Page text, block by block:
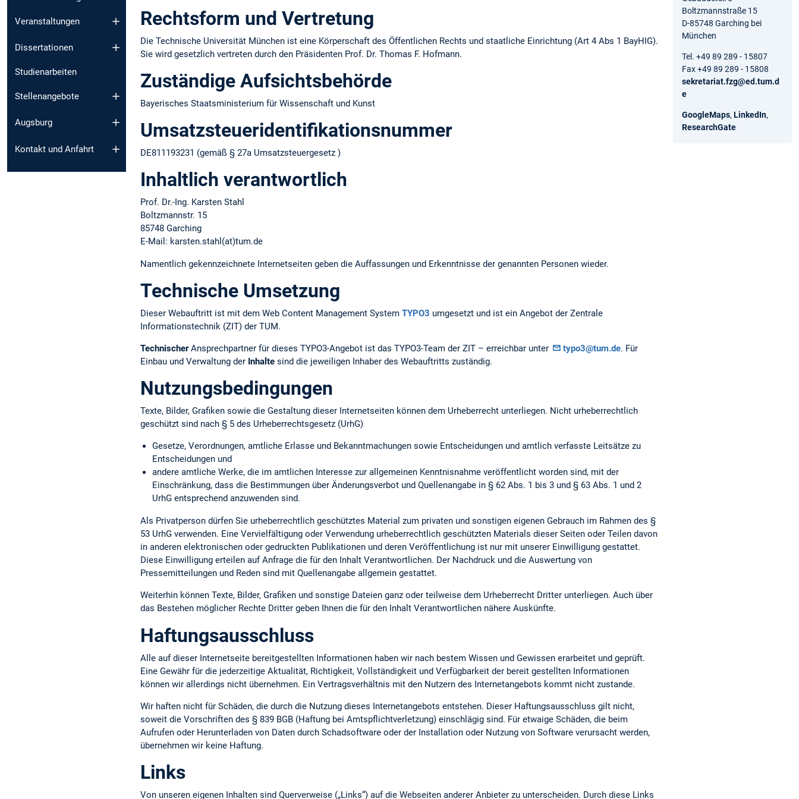
Veranstaltungen
Dissertationen
Studienarbeiten
Stellenangebote
Augsburg
Kontakt und Anfahrt
Rechtsform und Vertretung
Die Technische Universität München ist eine Körperschaft des Öffentlichen Rechts und staatliche Einrichtung (Art 4 Abs 1 BayHIG).
Sie wird gesetzlich vertreten durch den Präsidenten Prof. Dr. Thomas F. Hofmann.
Zuständige Aufsichtsbehörde
Bayerisches Staatsministerium für Wissenschaft und Kunst
Umsatzsteuer­identifikations­nummer
DE811193231 (gemäß § 27a Umsatzsteuergesetz )
Inhaltlich verantwortlich
Prof. Dr.-Ing. Karsten Stahl
Boltzmannstr. 15
85748 Garching
E-Mail: karsten.stahl(at)tum.de
Namentlich gekennzeichnete Internetseiten geben die Auffassungen und Erkenntnisse der genannten Personen wieder.
Technische Umsetzung
Dieser Webauftritt ist mit dem Web Content Management System TYPO3 umgesetzt und ist ein Angebot der Zentrale
Informationstechnik (ZIT) der TUM.
TechnischerAnsprechpartner für dieses TYPO3-Angebot ist das TYPO3-Team der ZIT – erreichbar unter typo3@tum.de. Für
Einbau und Verwaltung der Inhalte sind die jeweiligen Inhaber des Webauftritts zuständig.
Nutzungsbedingungen
Texte, Bilder, Grafiken sowie die Gestaltung dieser Internetseiten können dem Urheberrecht unterliegen. Nicht urheberrechtlich
geschützt sind nach § 5 des Urheberrechtsgesetz (UrhG)
Gesetze, Verordnungen, amtliche Erlasse und Bekanntmachungen sowie Entscheidungen und amtlich verfasste Leitsätze zu
Entscheidungen und
andere amtliche Werke, die im amtlichen Interesse zur allgemeinen Kenntnisnahme veröffentlicht worden sind, mit der
Einschränkung, dass die Bestimmungen über Änderungsverbot und Quellenangabe in § 62 Abs. 1 bis 3 und § 63 Abs. 1 und 2
UrhG entsprechend anzuwenden sind.
Als Privatperson dürfen Sie urheberrechtlich geschütztes Material zum privaten und sonstigen eigenen Gebrauch im Rahmen des §
53 UrhG verwenden. Eine Vervielfältigung oder Verwendung urheberrechtlich geschützten Materials dieser Seiten oder Teilen davon
in anderen elektronischen oder gedruckten Publikationen und deren Veröffentlichung ist nur mit unserer Einwilligung gestattet.
Diese Einwilligung erteilen auf Anfrage die für den Inhalt Verantwortlichen. Der Nachdruck und die Auswertung von
Pressemitteilungen und Reden sind mit Quellenangabe allgemein gestattet.
Weiterhin können Texte, Bilder, Grafiken und sonstige Dateien ganz oder teilweise dem Urheberrecht Dritter unterliegen. Auch über
das Bestehen möglicher Rechte Dritter geben Ihnen die für den Inhalt Verantwortlichen nähere Auskünfte.
Haftungsausschluss
Alle auf dieser Internetseite bereitgestellten Informationen haben wir nach bestem Wissen und Gewissen erarbeitet und geprüft.
Eine Gewähr für die jederzeitige Aktualität, Richtigkeit, Vollständigkeit und Verfügbarkeit der bereit gestellten Informationen
können wir allerdings nicht übernehmen. Ein Vertragsverhältnis mit den Nutzern des Internetangebots kommt nicht zustande.
Wir haften nicht für Schäden, die durch die Nutzung dieses Internetangebots entstehen. Dieser Haftungsausschluss gilt nicht,
soweit die Vorschriften des § 839 BGB (Haftung bei Amtspflichtverletzung) einschlägig sind. Für etwaige Schäden, die beim
Aufrufen oder Herunterladen von Daten durch Schadsoftware oder der Installation oder Nutzung von Software verursacht werden,
übernehmen wir keine Haftung.
Links
Von unseren eigenen Inhalten sind Querverweise („Links“) auf die Webseiten anderer Anbieter zu unterscheiden. Durch diese Links
Boltzmannstraße 15
D-85748 Garching bei
München
Tel. +49 89 289 - 15807
Fax +49 89 289 - 15808
sekretariat.fzg@ed.tum.d
e
GoogleMaps, LinkedIn,
ResearchGate